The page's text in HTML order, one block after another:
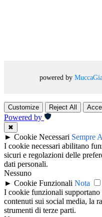
powered by
Customize Reject All
Powered by
✖
► Cookie Necessari Sempre
I cookie necessari abilitano
sicuri e regolazioni delle
dati personali.
Nessuno
► Cookie Funzionali Nota
I cookie funzionali
contenuti sui social media, la
strumenti di terze parti.